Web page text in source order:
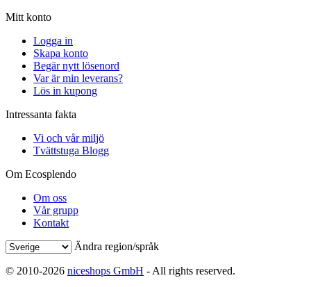
Mitt konto
Logga in
Skapa konto
Begär nytt lösenord
Var är min leverans?
Lös in kupong
Intressanta fakta
Vi och vår miljö
Tvättstuga Blogg
Om Ecosplendo
Om oss
Vår grupp
Kontakt
Ändra region/språk
© 2010-2026 niceshops GmbH - All rights reserved.